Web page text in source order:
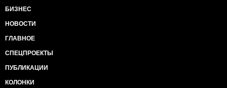
БИЗНЕС
НОВОСТИ
ГЛАВНОЕ
СПЕЦПРОЕКТЫ
ПУБЛИКАЦИИ
КОЛОНКИ